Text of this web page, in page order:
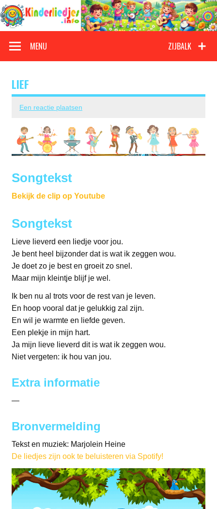
Doorgaan
naar
inhoud
Kinderliedjes
ZIJBALK
MENU
LIEF
Een reactie plaatsen
Songtekst
Bekijk de clip op Youtube
Songtekst
Lieve lieverd een liedje voor jou.
Je bent heel bijzonder dat is wat ik zeggen wou.
Je doet zo je best en groeit zo snel.
Maar mijn kleintje blijf je wel.
Ik ben nu al trots voor de rest van je leven.
En hoop vooral dat je gelukkig zal zijn.
En wil je warmte en liefde geven.
Een plekje in mijn hart.
Ja mijn lieve lieverd dit is wat ik zeggen wou.
Niet vergeten: ik hou van jou.
Extra informatie
—
Bronvermelding
Tekst en muziek: Marjolein Heine
De liedjes zijn ook te beluisteren via Spotify!